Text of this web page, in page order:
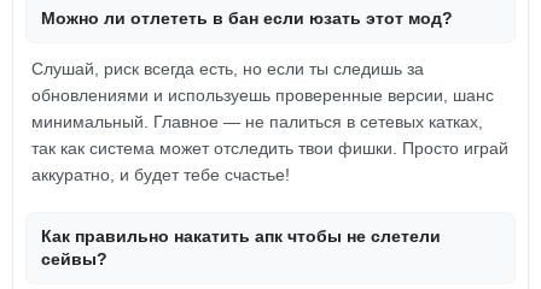
Можно ли отлететь в бан если юзать этот мод?
Слушай, риск всегда есть, но если ты следишь за
обновлениями и используешь проверенные версии, шанс
минимальный. Главное — не палиться в сетевых катках,
так как система может отследить твои фишки. Просто играй
аккуратно, и будет тебе счастье!
Как правильно накатить апк чтобы не слетели
сейвы?